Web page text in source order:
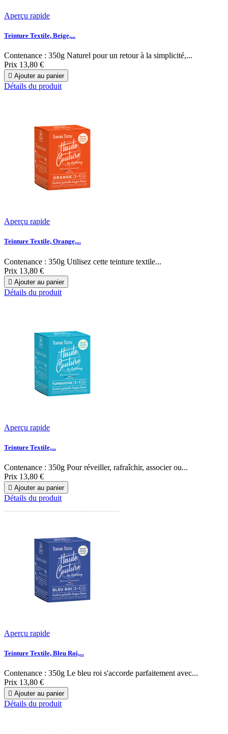
Aperçu rapide
Teinture Textile, Beige,...
Contenance : 350g Naturel pour un retour à la simplicité,...
Prix 13,80 €
 Ajouter au panier
Détails du produit
Aperçu rapide
Teinture Textile, Orange,...
Contenance : 350g Utilisez cette teinture textile...
Prix 13,80 €
 Ajouter au panier
Détails du produit
Aperçu rapide
Teinture Textile,...
Contenance : 350g Pour réveiller, rafraîchir, associer ou...
Prix 13,80 €
 Ajouter au panier
Détails du produit
Aperçu rapide
Teinture Textile, Bleu Roi,...
Contenance : 350g Le bleu roi s'accorde parfaitement avec...
Prix 13,80 €
 Ajouter au panier
Détails du produit